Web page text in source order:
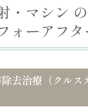
・マシン
ォーアフ
去治療（クルス